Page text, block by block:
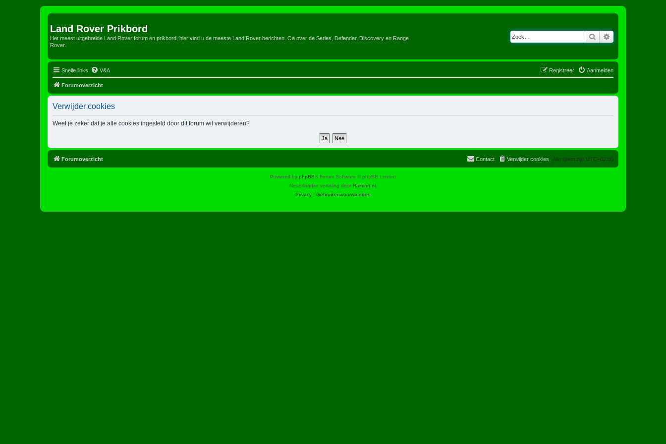
Land Rover Prikbord
Het meest uitgebreide Land Rover forum en prikbord, hier vind u de meeste Land Rover berichten. Oa over de Series, Defender, Discovery en Range
Rover.
Zoek
Snelle links V&A Aanmelden
Registreer
Forumoverzicht
Verwijder cookies
Weet je zeker dat je alle cookies ingesteld door dit forum wil verwijderen?
Forumoverzicht Alle tijden zijn UTC+02:00
Verwijder cookies
Contact
Powered by phpBB® Forum Software © phpBB Limited
Nederlandse vertaling door Raimon.nl.
Privacy | Gebruikersvoorwaarden